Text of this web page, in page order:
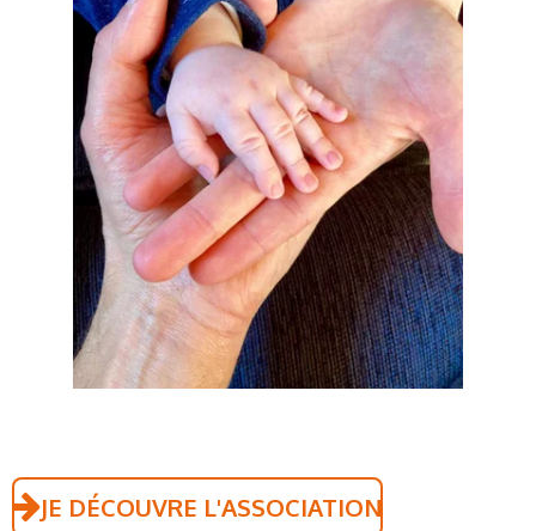
JE DÉCOUVRE L'ASSOCIATION